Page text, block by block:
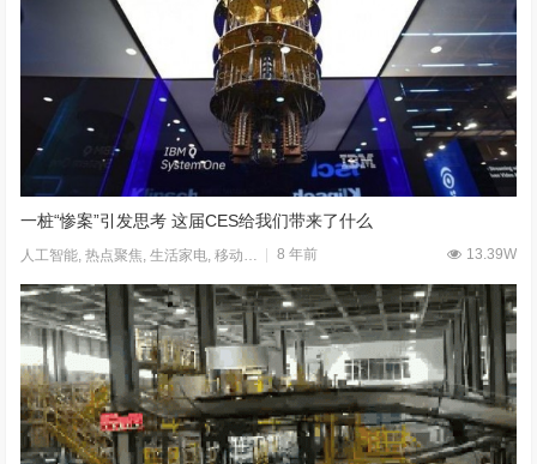
一桩“惨案”引发思考 这届CES给我们带来了什么
人工智能,热点聚焦,生活家电,移动应用 8 年前 13.39W